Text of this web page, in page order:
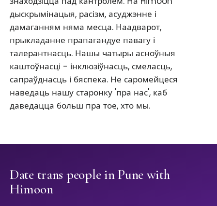
дыскрымінацыя, расізм, асуджэнне і
дамаганням няма месца. Наадварот,
прыкладанне прапагандуе павагу і
талерантнасць. Нашы чатыры асноўныя
каштоўнасці - інклюзіўнасць, смеласць,
сапраўднасць і бяспека. Не саромейцеся
наведаць нашу старонку 'пра нас', каб
даведацца больш пра тое, хто мы.
Date trans people in Pune with
Himoon